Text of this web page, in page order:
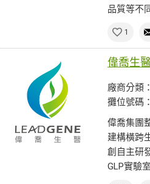
品質等不
1
偉喬生
廠商分類
攤位號碼
偉喬集團
建構橫跨
創自主研
GLP實驗